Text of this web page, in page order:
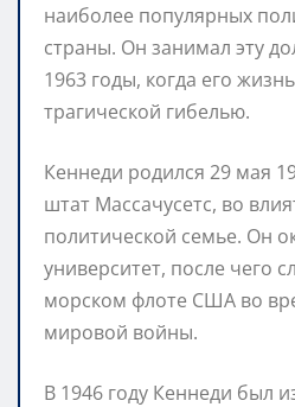
наиболее популярных
страны. Он занимал эту
1963 годы, когда его
трагической гибелью.
Кеннеди родился 29 мая
штат Массачусетс, во
политической семье. Он
университет, после чего
морском флоте США во
мировой войны.
В 1946 году Кеннеди был